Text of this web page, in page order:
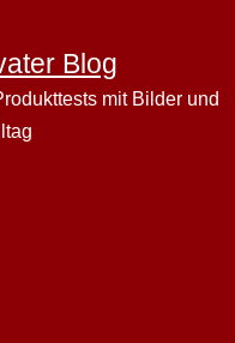
Blog
mit Bilder und